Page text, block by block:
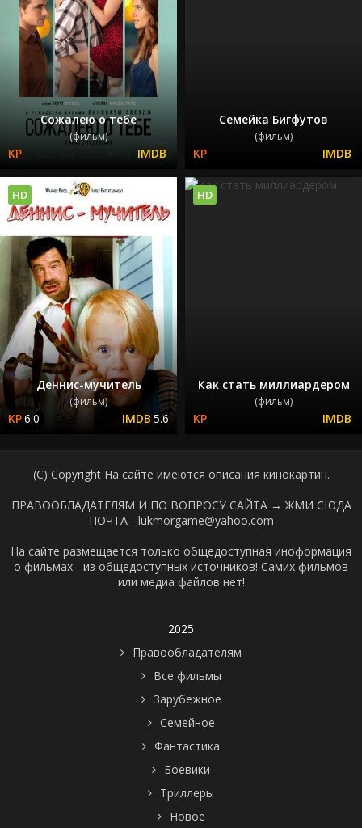
Сожалею о тебе
(фильм)
Семейка Бигфутов
(фильм)
Деннис-мучитель
(фильм)
6.0 5.6
HD
Как стать миллиардером
(фильм)
HD
(C) Copyright На сайте имеются описания кинокартин.
ПРАВООБЛАДАТЕЛЯМ И ПО ВОПРОСУ САЙТА → ЖМИ СЮДА
ПОЧТА - lukmorgame@yahoo.com
На сайте размещается только общедоступная иноформация
о фильмах - из общедоступных источников! Самих фильмов
или медиа файлов нет!
2025
Правообладателям
Все фильмы
Зарубежное
Семейное
Фантастика
Боевики
Триллеры
Новое